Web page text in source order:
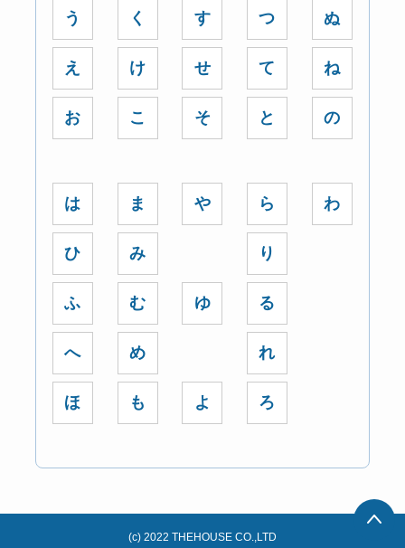
う
え
お
く
け
こ
す
せ
そ
つ
て
と
ぬ
ね
の
は
ひ
ふ
へ
ほ
ま
み
む
め
も
や
ゆ
よ
ら
り
る
れ
ろ
わ
(c) 2022 THEHOUSE CO.,LTD